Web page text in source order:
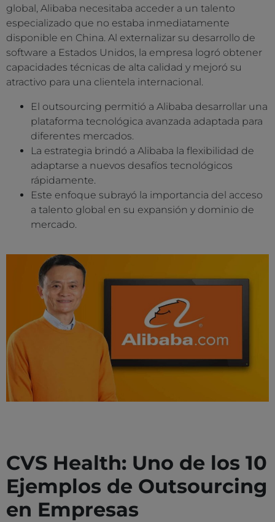
global, Alibaba necesitaba acceder a un talento
especializado que no estaba inmediatamente
disponible en China. Al externalizar su desarrollo de
software a Estados Unidos, la empresa logró obtener
capacidades técnicas de alta calidad y mejoró su
atractivo para una clientela internacional.
El outsourcing permitió a Alibaba desarrollar una
plataforma tecnológica avanzada adaptada para
diferentes mercados.
La estrategia brindó a Alibaba la flexibilidad de
adaptarse a nuevos desafíos tecnológicos
rápidamente.
Este enfoque subrayó la importancia del acceso
a talento global en su expansión y dominio de
mercado.
CVS Health: Uno de los 10
Ejemplos de Outsourcing
en Empresas